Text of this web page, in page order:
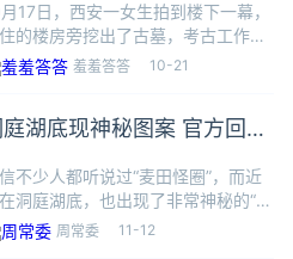
安
17日，西安一女生拍到楼下一幕，
的楼房旁挖出了古墓，考古工作人
在进行现场发掘，考古全过程清晰
。据统计，仅2020年一年，陕西平
阳国际机场三期扩
羞羞答答 10-21
湖底现神秘图案 官方回
不少人都听说过“麦田怪圈”，而近
洞庭湖底，也出现了非常神秘的“方
。由于干旱，洞庭湖水位持续降低，
友在洞庭湖畔航拍时，发现湖床上
周常委 11-12